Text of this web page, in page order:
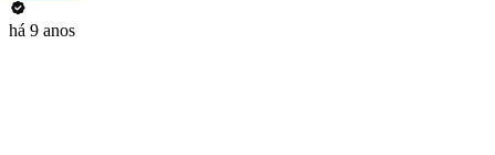
há 9 anos